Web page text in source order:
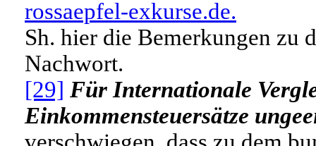
rossaepfel-exkurse.de.
Sh. hier die Bemerkungen zu
Nachwort.
[29] Für Internationale
Einkommensteuersätze